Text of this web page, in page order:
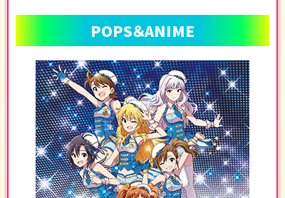
POPS＆ANIME